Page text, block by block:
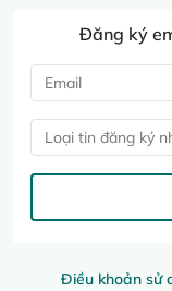
Điều khoản sử
Đăng ký
Loại tin đăng ký